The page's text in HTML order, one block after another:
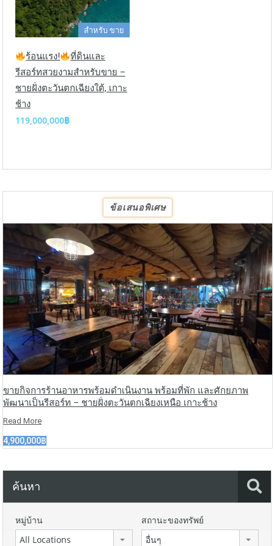
สำหรับ ขาย
ร้อนแรง!
ที่ดินและ
รีสอร์ทสวยงามสำหรับขาย –
ชายฝั่งตะวันตกเฉียงใต้, เกาะ
ช้าง
119,000,000฿
ข้อเสนอพิเศษ
ขายกิจการร้านอาหารพร้อมดำเนินงาน พร้อมที่พัก และศักยภาพ
พัฒนาเป็นรีสอร์ท – ชายฝั่งตะวันตกเฉียงเหนือ เกาะช้าง
Read More
4,900,000฿
ค้นหา
หมู่บ้าน
All Locations
สถานะของทรัพย์
อื่นๆ